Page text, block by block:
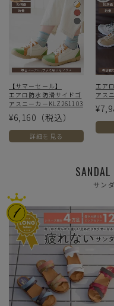
【サマーセール】
エアロ防水防滑サイドゴ
アスニーカーKLZ261103
¥6,160 （税込）
詳細を見る
エア
アス
SANDAL
サン